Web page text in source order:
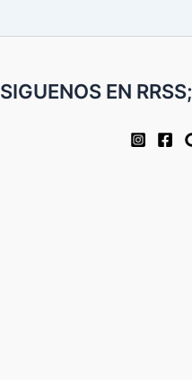
SIGUENOS EN RRSS;